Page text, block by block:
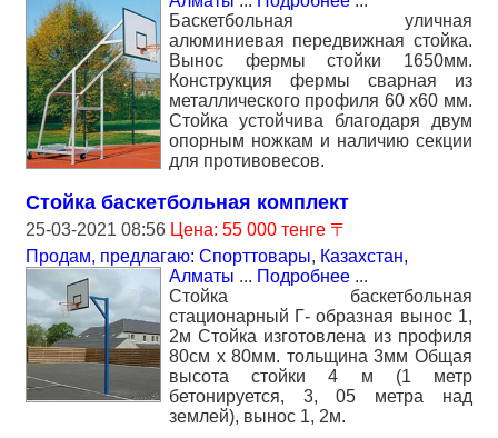
Баскетбольная уличная
алюминиевая передвижная стойка.
Вынос фермы стойки 1650мм.
Конструкция фермы сварная из
металлического профиля 60 х60 мм.
Стойка устойчива благодаря двум
опорным ножкам и наличию секции
для противовесов.
Стойка баскетбольная комплект
25-03-2021 08:56 Цена: 55 000 тенге 〒
Продам, предлагаю: Спорттовары, Казахстан,
Алматы ... Подробнее ...
Стойка баскетбольная
стационарный Г- образная вынос 1,
2м Стойка изготовлена из профиля
80см х 80мм. тольщина 3мм Общая
высота стойки 4 м (1 метр
бетонируется, 3, 05 метра над
землей), вынос 1, 2м.